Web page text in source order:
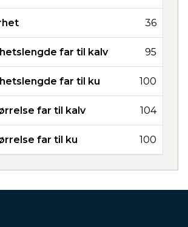
36
far til kalv 95
far til ku 100
far til kalv 104
far til ku 100